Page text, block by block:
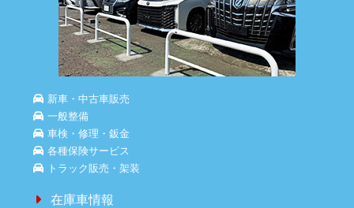
新車・中古車販売
一般整備
車検・修理・鈑金
各種保険サービス
トラック販売・架装
在庫車情報